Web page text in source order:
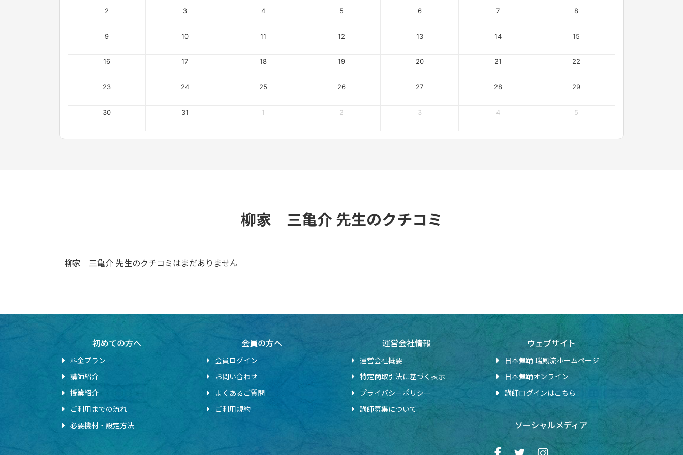
2 3 4 5 6 7 8
9 10 11 12 13 14 15
16 17 18 19 20 21 22
23 24 25 26 27 28 29
30 31 1 2 3 4 5
柳家 三亀介 先生のクチコミ
柳家 三亀介 先生のクチコミはまだありません
初めての方へ
料金プラン
講師紹介
授業紹介
ご利用までの流れ
必要機材・設定方法
会員の方へ
会員ログイン
お問い合わせ
よくあるご質問
ご利用規約
運営会社情報
運営会社概要
特定商取引法に基づく表示
プライバシーポリシー
講師募集について
ウェブサイト
日本舞踊 瑞鳳流ホームページ
日本舞踊オンライン
講師ログインはこちら
ソーシャルメディア